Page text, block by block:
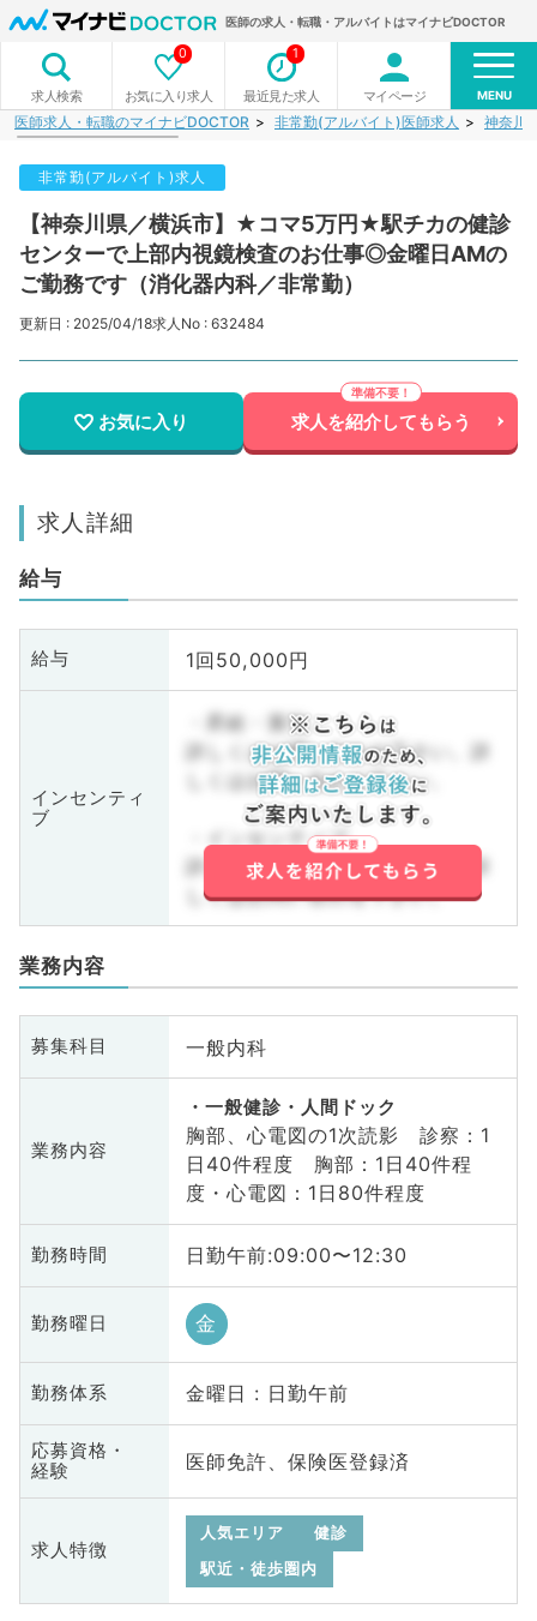
医師の求人・転職・アルバイトはマイナビDOCTOR
求人検索 お気に入り求人
0
最近見た求人
1
マイページ MENU
医師求人・転職のマイナビDOCTOR 非常勤(アルバイト)医師求人 神奈川
非常勤(アルバイト)求人
【神奈川県／横浜市】★コマ5万円★駅チカの健診
センターで上部内視鏡検査のお仕事◎金曜日AMの
ご勤務です（消化器内科／非常勤）
更新日 : 2025/04/18求人No : 632484
お気に入り 求人を紹介してもらう
求人詳細
給与
給与 1回50,000円
インセンティ
ブ
・昇給・賞与
詳しくはお問い合わせ下さい。詳
しくはお問い合わせ下さい。
・インセンティブ
詳しくはお問い合わせ下さい。詳
しくはお問い合わせ下さい。
業務内容
募集科目 一般内科
業務内容
一般健診・人間ドック
胸部、心電図の1次読影 診察：1
日40件程度 胸部：1日40件程
度・心電図：1日80件程度
勤務時間 日勤午前:09:00〜12:30
勤務曜日 金
勤務体系 金曜日 : 日勤午前
応募資格・
経験
医師免許、保険医登録済
求人特徴
人気エリア
健診
駅近・徒歩圏内